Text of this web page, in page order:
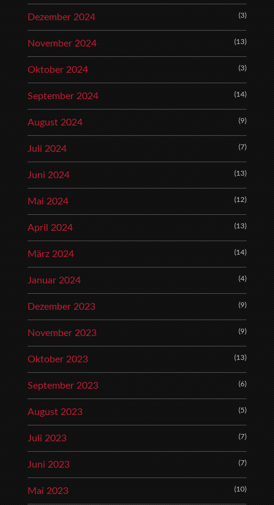
Dezember 2024 (3)
November 2024 (13)
Oktober 2024 (3)
September 2024 (14)
August 2024 (9)
Juli 2024 (7)
Juni 2024 (13)
Mai 2024 (12)
April 2024 (13)
März 2024 (14)
Januar 2024 (4)
Dezember 2023 (9)
November 2023 (9)
Oktober 2023 (13)
September 2023 (6)
August 2023 (5)
Juli 2023 (7)
Juni 2023 (7)
Mai 2023 (10)